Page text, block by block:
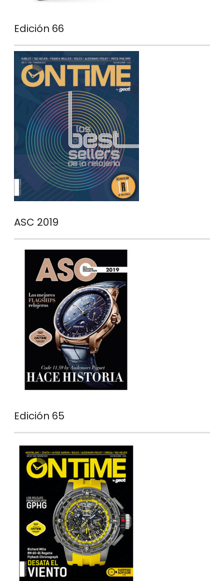
Edición 66
ASC 2019
Edición 65